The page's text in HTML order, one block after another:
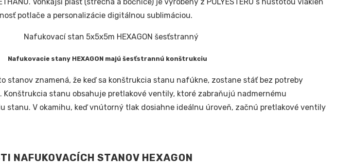
potlače a personalizácie digitálnou sublimáciou.
Nafukovacie stany HEXAGON majú šesťstrannú konštrukciu
stanov znamená, že keď sa konštrukcia stanu nafúkne, zostane stáť bez potreby
stanu obsahuje pretlakové ventily, ktoré zabraňujú nadmernému
stanu. V okamihu, keď vnútorný tlak dosiahne ideálnu úroveň, začnú pretlakové ventily
NAFUKOVACÍCH STANOV HEXAGON